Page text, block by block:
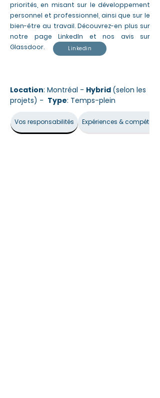
priorités, en misant sur le développement
personnel et professionnel, ainsi que sur le
bien-être au travail. Découvrez-en plus sur
notre page LinkedIn et nos avis sur
Glassdoor.
Linkedin
Location: Montréal - Hybrid (selon les
projets) - Type: Temps-plein
Vos responsabilités Expériences &